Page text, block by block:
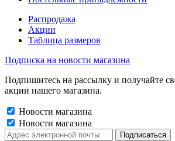
Распродажа
Акции
Таблица размеров
Подписка на новости магазина
Подпишитесь на рассылку и получайте
акции нашего магазина.
Новости магазина
Новости магазина